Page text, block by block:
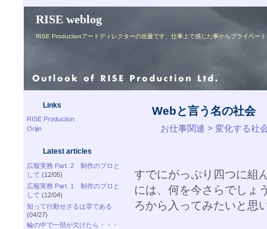
RISE weblog
RISE Productionアートディレクターの佐藤です、仕事上で感じた事からプライベー
Links
RISE Production
Orijin
Latest articles
広報実務 Part. 2 制作のプロと
して (12/05)
広報実務 Part. 1 制作のプロと
して (12/04)
知って行動せざるは罪である
(04/27)
輪の中で一部が欠けたら・・・
Webと言う名の社会
お仕事関連 > 変化する社
すでにがっぷり四つに組
には、何を今さらでしょ
ろから入ってみたいと思